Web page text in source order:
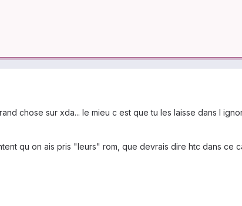
chose sur xda... le mieu c est que tu les laisse dans l
qu on ais pris "leurs" rom, que devrais dire htc dans ce